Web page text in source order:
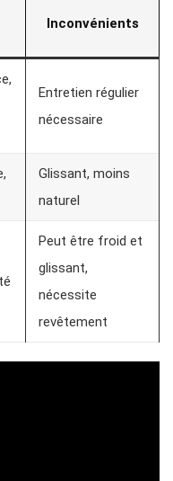
Inconvénients
Entretien régulier
nécessaire
Glissant, moins
naturel
Peut être froid et
glissant,
nécessite
revêtement